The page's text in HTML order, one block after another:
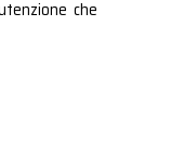
che